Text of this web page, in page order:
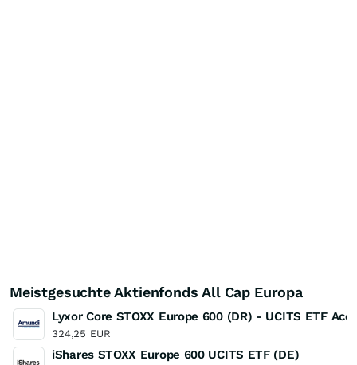
Meistgesuchte Aktienfonds All Cap Europa
Lyxor Core STOXX Europe 600 (DR) - UCITS ETF Acc
324,25 EUR
iShares STOXX Europe 600 UCITS ETF (DE)